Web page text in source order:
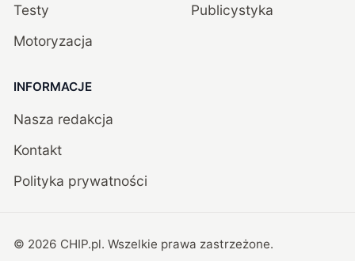
Testy
Motoryzacja
Publicystyka
INFORMACJE
Nasza redakcja
Kontakt
Polityka prywatności
© 2026 CHIP.pl. Wszelkie prawa zastrzeżone.